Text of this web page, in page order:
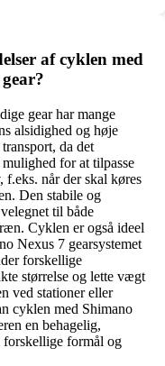
af cyklen med
gear har mange
alsidighed og høje
da det
for at tilpasse
f.eks. når der skal køres
Den stabile og
til både
Cyklen er også ideel
Nexus 7 gearsystemet
forskellige
størrelse og lette vægt
ved stationer eller
cyklen med Shimano
en behagelig,
forskellige formål og